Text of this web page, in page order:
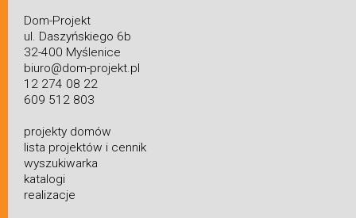
Dom-Projekt
ul. Daszyńskiego 6b
32-400 Myślenice
biuro@dom-projekt.pl
12 274 08 22
609 512 803
projekty domów
lista projektów i cennik
wyszukiwarka
katalogi
realizacje